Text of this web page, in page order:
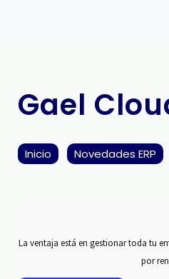
Gael
Inicio Novedades ERP
La ventaja está en gestionar toda tu
por